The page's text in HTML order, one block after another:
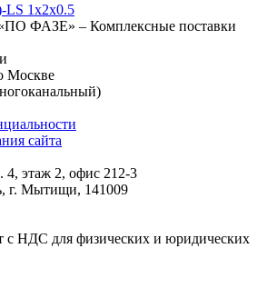
1х2х0.5
ФАЗЕ» – Комплексные поставки
Москве
сайта
4, этаж 2, офис 212-3
, г. Мытищи, 141009
с НДС для физических и юридических